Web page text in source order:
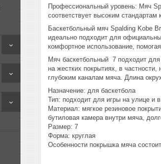
Профессиональный уровень: Мяч
соответствует высоким
Баскетбольный мяч Spalding Kobe
идеально подходит для
комфортное использование,
Мяч баскетбольный 7 подходит для
на жестких покрытиях, в
глубоким каналам мяча. Длина
Назначение: для баскетбола
Тип: подходит для игры на улице и
Материал: мягкое резиновое
бутиловая камера внутри мяча,
Размер: 7
Форма: круглая
Особенности покрышка мяча